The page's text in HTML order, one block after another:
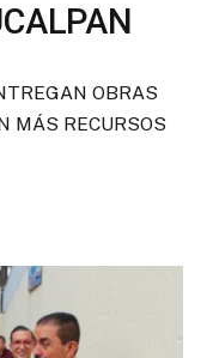
OBRAS
MÁS RECURSOS